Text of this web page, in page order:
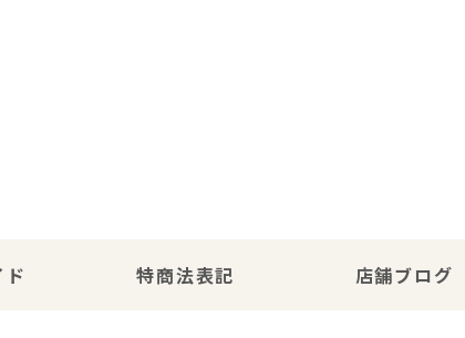
特商法表記 店舗ブログ